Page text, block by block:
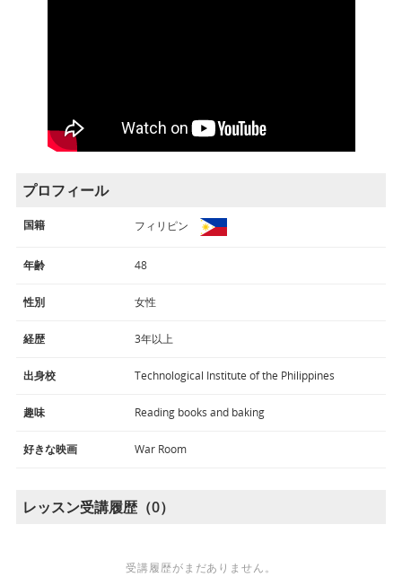
プロフィール
国籍 フィリピン
年齢 48
性別 女性
経歴 3年以上
出身校 Technological Institute of the Philippines
趣味 Reading books and baking
好きな映画 War Room
レッスン受講履歴（0）
受講履歴がまだありません。